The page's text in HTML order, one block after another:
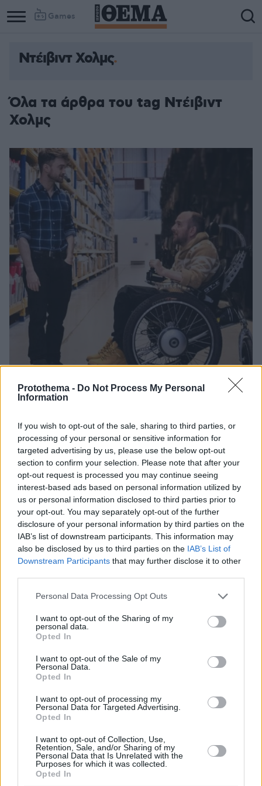
Protothema - Do Not Process My Personal
Information
If you wish to opt-out of the sale, sharing to third parties, or
processing of your personal or sensitive information for
targeted advertising by us, please use the below opt-out
section to confirm your selection. Please note that after your
opt-out request is processed you may continue seeing
interest-based ads based on personal information utilized by
us or personal information disclosed to third parties prior to
your opt-out. You may separately opt-out of the further
disclosure of your personal information by third parties on the
IAB’s list of downstream participants. This information may
also be disclosed by us to third parties on the IAB’s List of
Downstream Participants that may further disclose it to other
Please note that this website/app uses one or more Google
not limited to your visit or usage behaviour. You may click to
grant or deny consent to Google and its third-party tags to
use your data for below specified purposes in below Google
consent section.
Personal Data Processing Opt Outs
I want to opt-out of the Sharing of my
personal data.
Opted In
I want to opt-out of the Sale of my
Personal Data.
Opted In
I want to opt-out of processing my
Personal Data for Targeted Advertising.
Opted In
I want to opt-out of Collection, Use,
Retention, Sale, and/or Sharing of my
Personal Data that Is Unrelated with the
Purposes for which it was collected.
Opted In
Games
Ντέιβιντ Χολμς
Όλα τα άρθρα του tag Ντέιβιντ
Χολμς
μιλάει για το ατύχημα στα γυρίσματα που τον άφησε
παράλυτο
Ο Ντέιβιντ Χολμς λέει πως είχε βρει την «καλύτερη
δουλειά στον κόσμο» μέχρι που το μοιραίο ατύχημα
του άλλαξε τη ζωή
28.10.2023, 20:38 6